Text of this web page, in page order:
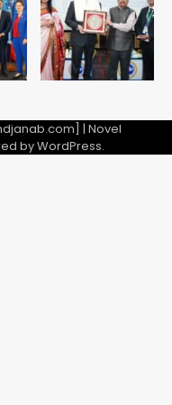
| Novel
byWordPress.